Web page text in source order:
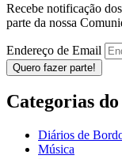
Recebe notificação
parte da nossa
Endereço de Email
Quero fazer parte!
Categorias
Diários de
Música